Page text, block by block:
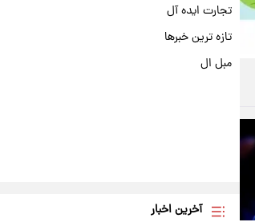
تجارت ایده آل
تازه ترین خبرها
مبل ال
آخرین اخبار